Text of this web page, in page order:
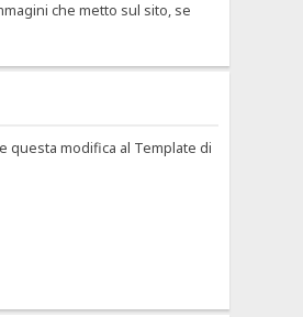
che metto sul sito, se
questa modifica al Template di